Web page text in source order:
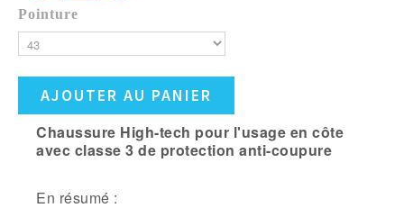
Pointure
AJOUTER AU PANIER
Chaussure High-tech pour l'usage en côte
avec classe 3 de protection anti-coupure
En résumé :